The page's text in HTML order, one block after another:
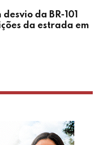
da BR-101
da estrada em